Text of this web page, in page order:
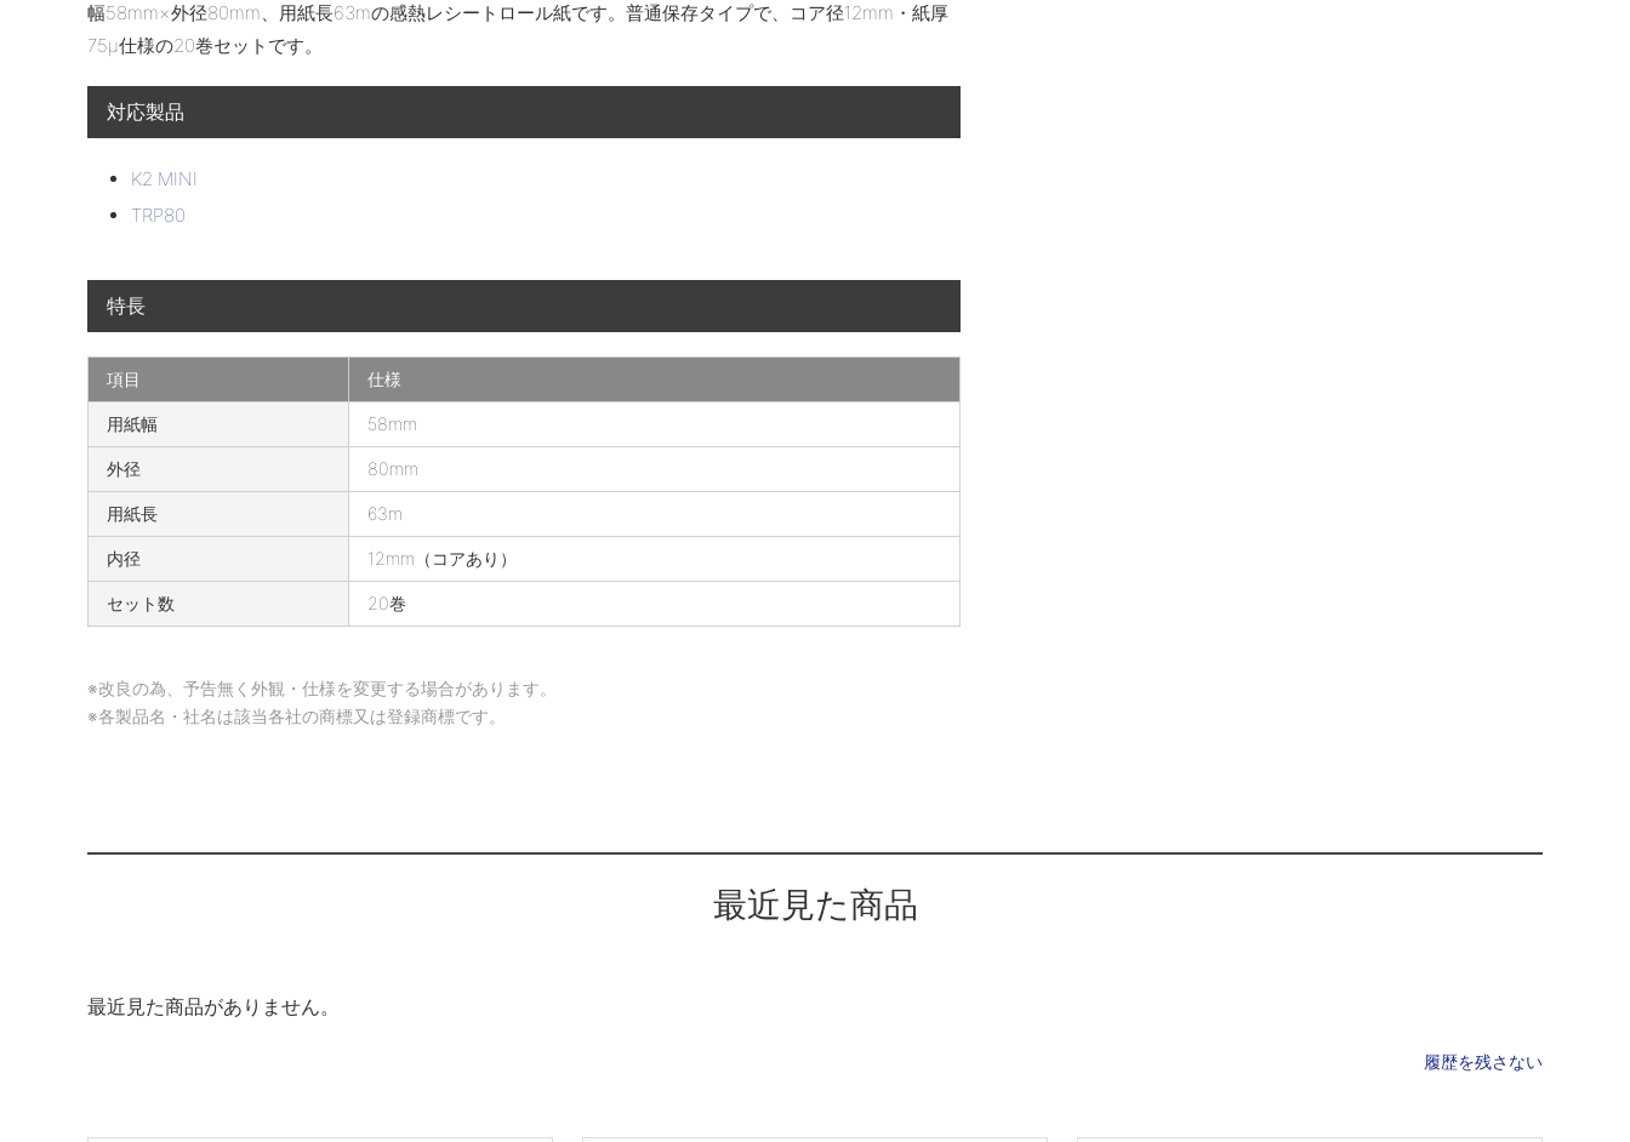
幅58mm×外径80mm、用紙長63mの感熱レシートロール紙です。普通保存タイプで、コア径12mm・紙厚
75μ仕様の20巻セットです。
対応製品
K2 MINI
TRP80
特長
-
0
特
項目 仕様
用紙幅 58mm
外径 80mm
用紙長 63m
内径 12mm（コアあり）
セット数 20巻
※改良の為、予告無く外観・仕様を変更する場合があります。
※各製品名・社名は該当各社の商標又は登録商標です。
最近見た商品
最近見た商品がありません。
履歴を残さない